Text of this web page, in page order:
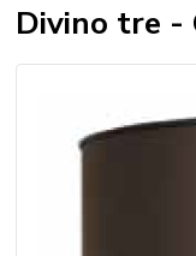
Divino tre -